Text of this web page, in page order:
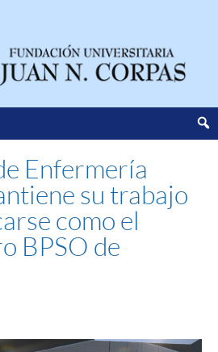
Enfermería
su trabajo
como el
BPSO de